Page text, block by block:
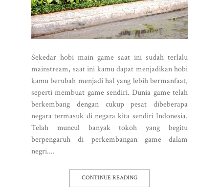
Sekedar hobi main game saat ini sudah terlalu
mainstream, saat ini kamu dapat menjadikan hobi
kamu berubah menjadi hal yang lebih bermanfaat,
seperti membuat game sendiri. Dunia game telah
berkembang dengan cukup pesat dibeberapa
negara termasuk di negara kita sendiri Indonesia.
Telah muncul banyak tokoh yang begitu
berpengaruh di perkembangan game dalam
negri....
CONTINUE READING